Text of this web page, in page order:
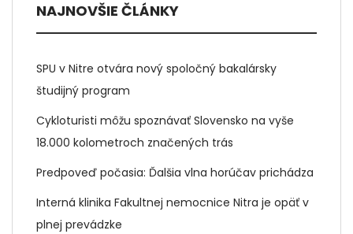
NAJNOVŠIE ČLÁNKY
SPU v Nitre otvára nový spoločný bakalársky
študijný program
Cykloturisti môžu spoznávať Slovensko na vyše
18.000 kolometroch značených trás
Predpoveď počasia: Ďalšia vlna horúčav prichádza
Interná klinika Fakultnej nemocnice Nitra je opäť v
plnej prevádzke